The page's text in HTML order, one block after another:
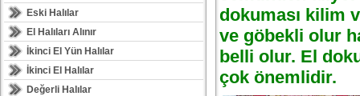
Eski Halılar
El Halıları Alınır
İkinci El Yün Halılar
İkinci El Halılar
Değerli Halılar
dokuması kilim
ve göbekli olur
belli olur. El
çok önemlidir.